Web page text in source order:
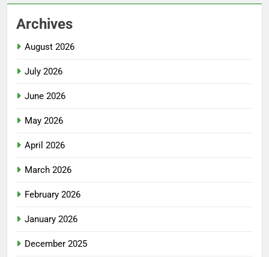
Archives
August 2026
July 2026
June 2026
May 2026
April 2026
March 2026
February 2026
January 2026
December 2025